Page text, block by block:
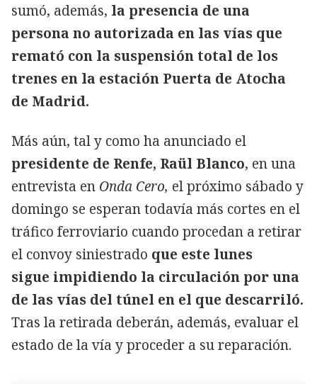
sumó, además, la presencia de una
persona no autorizada en las vías que
remató con la suspensión total de los
trenes en la estación Puerta de Atocha
de Madrid.
Más aún, tal y como ha anunciado el
presidente de Renfe, Raül Blanco, en una
entrevista en Onda Cero, el próximo sábado y
domingo se esperan todavía más cortes en el
tráfico ferroviario cuando procedan a retirar
el convoy siniestrado que este lunes
sigue impidiendo la circulación por una
de las vías del túnel en el que descarriló.
Tras la retirada deberán, además, evaluar el
estado de la vía y proceder a su reparación.